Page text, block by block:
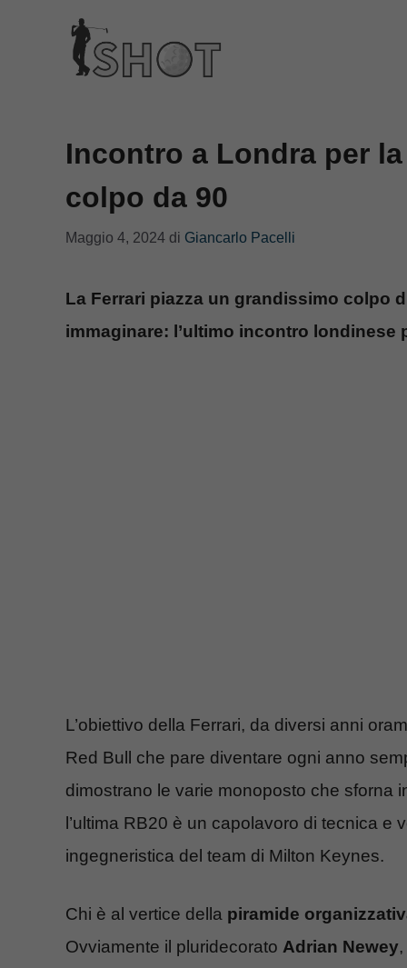
contenuto
Incontro a Londra per
colpo da 90
Maggio 4, 2024 di Giancarlo Pacelli
La Ferrari piazza un grandissimo colpo
immaginare: l’ultimo incontro londinese
L’obiettivo della Ferrari, da diversi anni
Red Bull che pare diventare ogni anno
dimostrano le varie monoposto che sforna
l’ultima RB20 è un capolavoro di tecnica e
ingegneristica del team di Milton Keynes.
Chi è al vertice della piramide
Ovviamente il pluridecorato Adrian Newey